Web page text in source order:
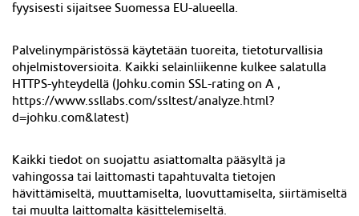
fyysisesti sijaitsee Suomessa EU-alueella.
Palvelinympäristössä käytetään tuoreita, tietoturvallisia
ohjelmistoversioita. Kaikki selainliikenne kulkee salatulla
HTTPS-yhteydellä (Johku.comin SSL-rating on A ,
https://www.ssllabs.com/ssltest/analyze.html?
d=johku.com&latest)
Kaikki tiedot on suojattu asiattomalta pääsyltä ja
vahingossa tai laittomasti tapahtuvalta tietojen
hävittämiseltä, muuttamiselta, luovuttamiselta, siirtämiseltä
tai muulta laittomalta käsittelemiseltä.